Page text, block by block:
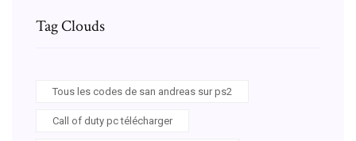
Tag Clouds
Tous les codes de san andreas sur ps2
Call of duty pc télécharger